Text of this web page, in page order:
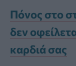
Πόνος στο
δεν
καρδιά σας